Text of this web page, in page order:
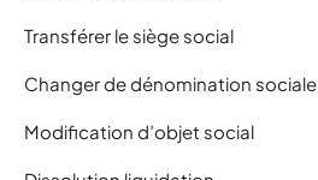
Transférer le siège social
Changer de dénomination sociale
Modification d’objet social